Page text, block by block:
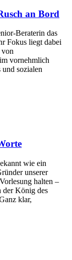
an Bord
Beraterin das
Fokus liegt dabei
von
vornehmlich
sozialen
wie ein
unserer
halten –
der König des
klar,